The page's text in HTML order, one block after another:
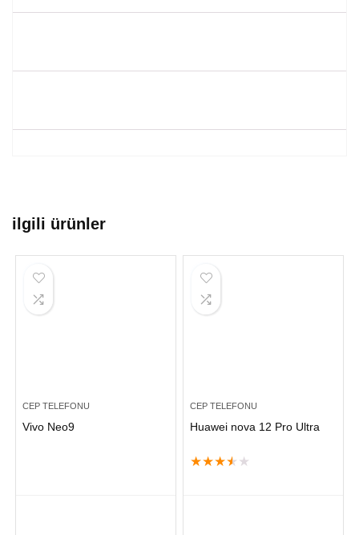
ilgili ürünler
CEP TELEFONU
Vivo Neo9
CEP TELEFONU
Huawei nova 12 Pro Ultra
★★★★ ★